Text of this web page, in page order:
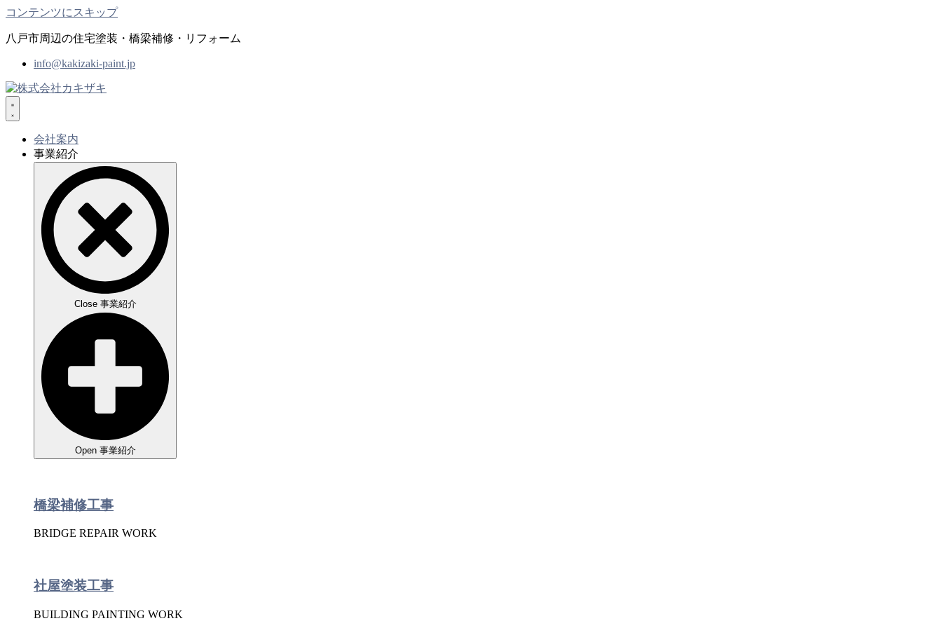
コンテンツにスキップ
八戸市周辺の住宅塗装・橋梁補修・リフォーム
info@kakizaki-paint.jp
会社案内
事業紹介
Close 事業紹介
Open 事業紹介
橋梁補修工事
BRIDGE REPAIR WORK
社屋塗装工事
BUILDING PAINTING WORK